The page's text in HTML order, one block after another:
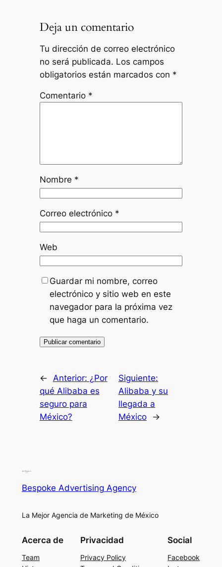
Deja un comentario
Tu dirección de correo electrónico
no será publicada. Los campos
obligatorios están marcados con *
Comentario *
Nombre *
Correo electrónico *
Web
Guardar mi nombre, correo
electrónico y sitio web en este
navegador para la próxima vez
que haga un comentario.
← Anterior: ¿Por
qué Alibaba es
seguro para
México?
Siguiente:
Alibaba y su
llegada a
México
→
Bespoke Advertising Agency
La Mejor Agencia de Marketing de México
Acerca de
Team
Privacidad
Privacy Policy
Social
Facebook